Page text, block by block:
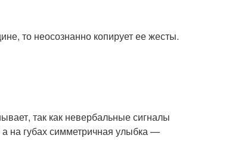
то неосознанно копирует ее жесты.
так как невербальные сигналы
на губах симметричная улыбка —